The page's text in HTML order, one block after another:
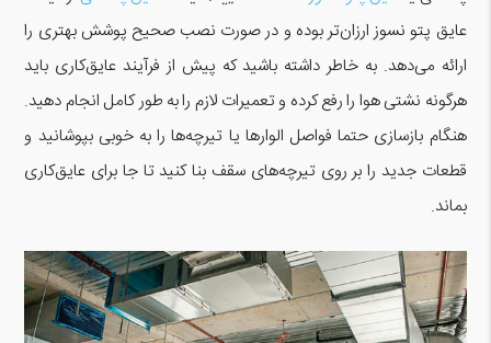
عایق پتو نسوز ارزان‌تر بوده و در صورت نصب صحیح پوشش بهتری را
ارائه می‌دهد. به خاطر داشته باشید که پیش از فرآیند عایق‌کاری باید
هرگونه نشتی هوا را رفع کرده و تعمیرات لازم را به طور کامل انجام دهید.
هنگام بازسازی حتما فواصل الوارها یا تیرچه‌ها را به خوبی بپوشانید و
قطعات جدید را بر روی تیرچه‌های سقف بنا کنید تا جا برای عایق‌کاری
بماند.